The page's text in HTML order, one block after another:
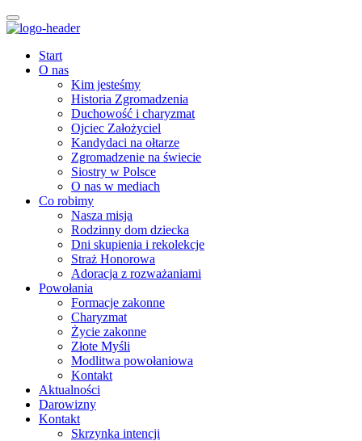
Start
O nas
Kim jesteśmy
Historia Zgromadzenia
Duchowość i charyzmat
Ojciec Założyciel
Kandydaci na ołtarze
Zgromadzenie na świecie
Siostry w Polsce
O nas w mediach
Co robimy
Nasza misja
Rodzinny dom dziecka
Dni skupienia i rekolekcje
Straż Honorowa
Adoracja z rozważaniami
Powołania
Formacje zakonne
Charyzmat
Życie zakonne
Złote Myśli
Modlitwa powołaniowa
Kontakt
Aktualności
Darowizny
Kontakt
Skrzynka intencji